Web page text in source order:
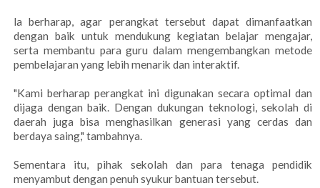
la berharap, agar perangkat tersebut dapat dimanfaatkan
dengan baik untuk mendukung kegiatan belajar mengajar,
serta membantu para guru dalam mengembangkan metode
pembelajaran yang lebih menarik dan interaktif.
"Kami berharap perangkat ini digunakan secara optimal dan
dijaga dengan baik. Dengan dukungan teknologi, sekolah di
daerah juga bisa menghasilkan generasi yang cerdas dan
berdaya saing," tambahnya.
Sementara itu, pihak sekolah dan para tenaga pendidik
menyambut dengan penuh syukur bantuan tersebut.